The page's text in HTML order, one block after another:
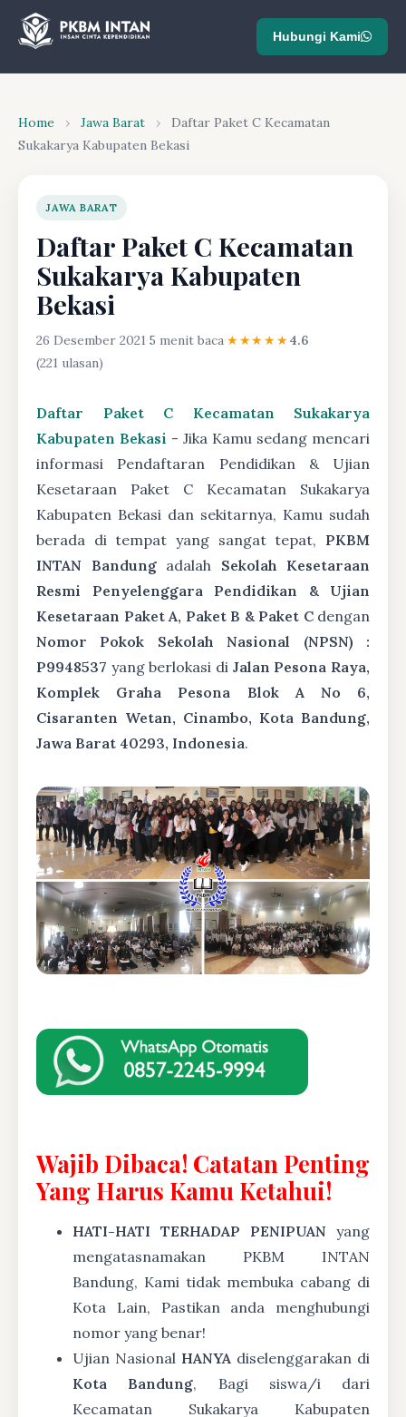
Hubungi Kami
Home › Jawa Barat ›
Daftar Paket C Kecamatan
Sukakarya Kabupaten Bekasi
JAWA BARAT
Daftar Paket C Kecamatan
Sukakarya Kabupaten
Bekasi
26 Desember 2021·5 menit baca·★★★★★4.6
(221 ulasan)
Daftar Paket C Kecamatan Sukakarya
Kabupaten Bekasi - Jika Kamu sedang mencari
informasi Pendaftaran Pendidikan & Ujian
Kesetaraan Paket C Kecamatan Sukakarya
Kabupaten Bekasi dan sekitarnya, Kamu sudah
berada di tempat yang sangat tepat, PKBM
INTAN Bandungadalah Sekolah Kesetaraan
Resmi Penyelenggara Pendidikan & Ujian
Kesetaraan Paket A, Paket B & Paket Cdengan
Nomor Pokok Sekolah Nasional (NPSN) :
P9948537 yang berlokasi di Jalan Pesona Raya,
Komplek Graha Pesona Blok A No 6,
Cisaranten Wetan, Cinambo, Kota Bandung,
Jawa Barat 40293, Indonesia.
Wajib Dibaca! Catatan Penting
Yang Harus Kamu Ketahui!
HATI-HATI TERHADAP PENIPUAN yang
mengatasnamakan PKBM INTAN
Bandung, Kami tidak membuka cabang di
Kota Lain, Pastikan anda menghubungi
nomor yang benar!
Ujian Nasional HANYA diselenggarakan di
Kota Bandung, Bagi siswa/i dari
Kecamatan Sukakarya Kabupaten